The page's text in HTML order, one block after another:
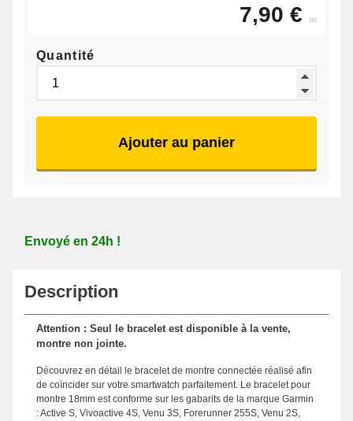
7,90 € ttc
Quantité
Ajouter au panier
Envoyé en 24h !
Description
Attention : Seul le bracelet est disponible à la vente,
montre non jointe.
Découvrez en détail le bracelet de montre connectée réalisé afin
de coïncider sur votre smartwatch parfaitement. Le bracelet pour
montre 18mm est conforme sur les gabarits de la marque Garmin
: Active S, Vivoactive 4S, Venu 3S, Forerunner 255S, Venu 2S,